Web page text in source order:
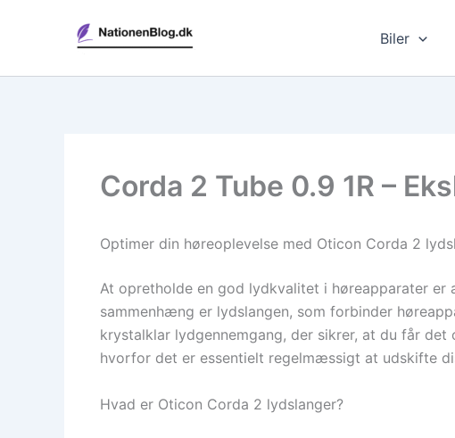
Biler
Corda 2 Tube 0.9 1R –
Optimer din høreoplevelse med Oticon Corda 2
At opretholde en god lydkvalitet i høreapparater
sammenhæng er lydslangen, som forbinder
krystalklar lydgennemgang, der sikrer, at du får
hvorfor det er essentielt regelmæssigt at udskifte
Hvad er Oticon Corda 2 lydslanger?